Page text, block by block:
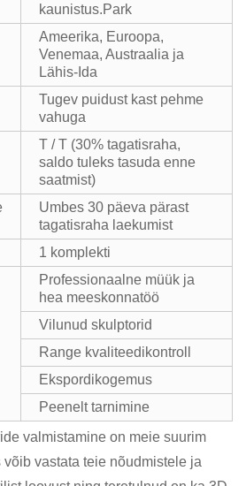
kaunistus.Park
Ameerika, Euroopa,
Venemaa, Austraalia ja
Lähis-Ida
Tugev puidust kast pehme
vahuga
T / T (30% tagatisraha,
saldo tuleks tasuda enne
saatmist)
Umbes 30 päeva pärast
tagatisraha laekumist
1 komplekti
Professionaalne müük ja
hea meeskonnatöö
Vilunud skulptorid
Range kvaliteedikontroll
Ekspordikogemus
Peenelt tarnimine
valmistamine on meie suurim
vastata teie nõudmistele ja